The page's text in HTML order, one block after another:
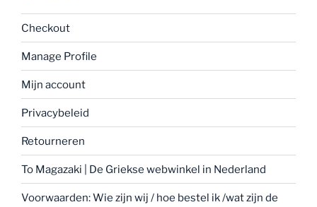
Checkout
Manage Profile
Mijn account
Privacybeleid
Retourneren
To Magazaki | De Griekse webwinkel in Nederland
Voorwaarden: Wie zijn wij / hoe bestel ik /wat zijn de